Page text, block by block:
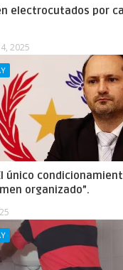
electrocutados por
2025
único
organizado”.